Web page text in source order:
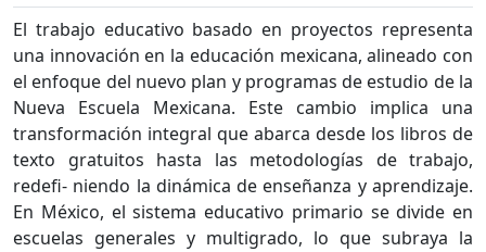
El trabajo educativo basado en proyectos representa
una innovación en la educación mexicana, alineado con
el enfoque del nuevo plan y programas de estudio de la
Nueva Escuela Mexicana. Este cambio implica una
transformación integral que abarca desde los libros de
texto gratuitos hasta las metodologías de trabajo,
redefi- niendo la dinámica de enseñanza y aprendizaje.
En México, el sistema educativo primario se divide en
escuelas generales y multigrado, lo que subraya la